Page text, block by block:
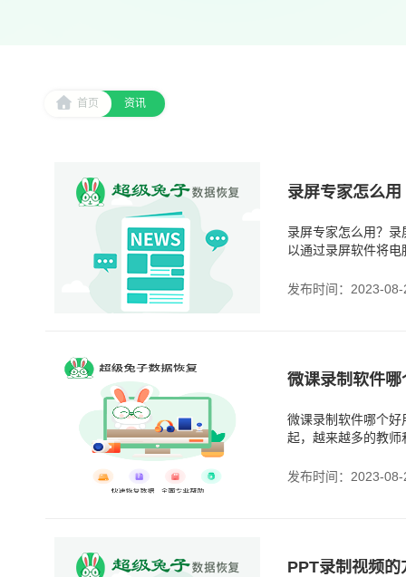
首页 资讯
录屏专家怎么用
录屏专家怎么用？
以通过录屏软件将
发布时间：2023-08-
微课录制软件哪
微课录制软件哪个
起，越来越多的教
发布时间：2023-08-
PPT录制视频的